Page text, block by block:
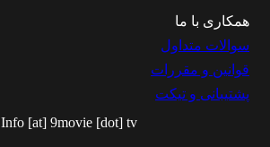
همکاری با ما
سوالات متداول
قوانین و مقررات
پشتیبانی و تیکت
Info [at] 9movie [dot] tv